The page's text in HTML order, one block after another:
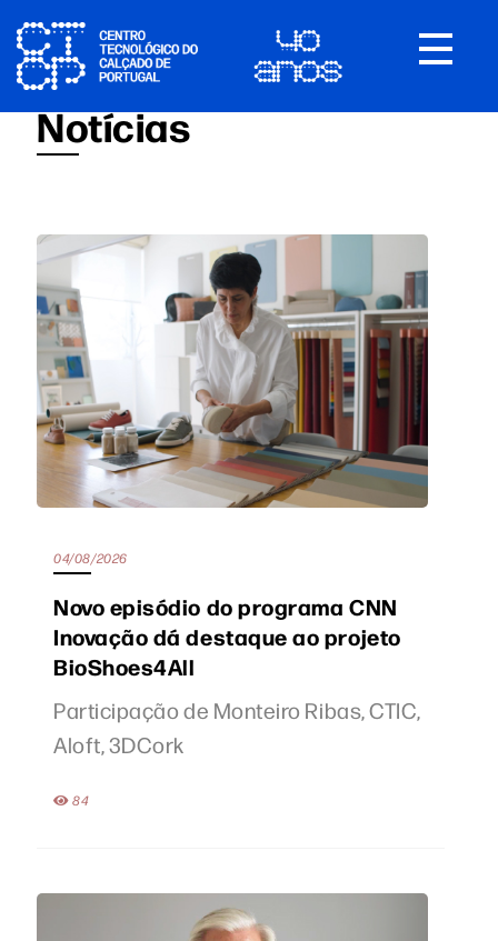
Toggle
Notícias
04/08/2026
Novo episódio do programa CNN
Inovação dá destaque ao projeto
BioShoes4All
Participação de Monteiro Ribas, CTIC,
Aloft, 3DCork
84